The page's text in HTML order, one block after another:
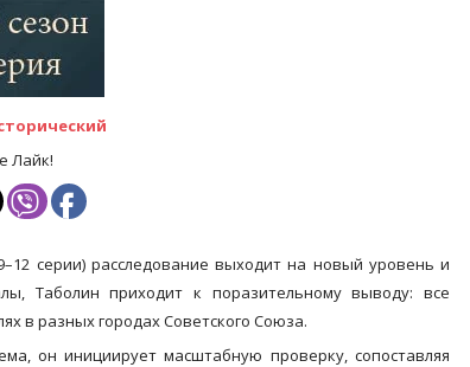
Лайк!
серии) расследование выходит на новый уровень и
Таболин приходит к поразительному выводу: все
в разных городах Советского Союза.
он инициирует масштабную проверку, сопоставляя